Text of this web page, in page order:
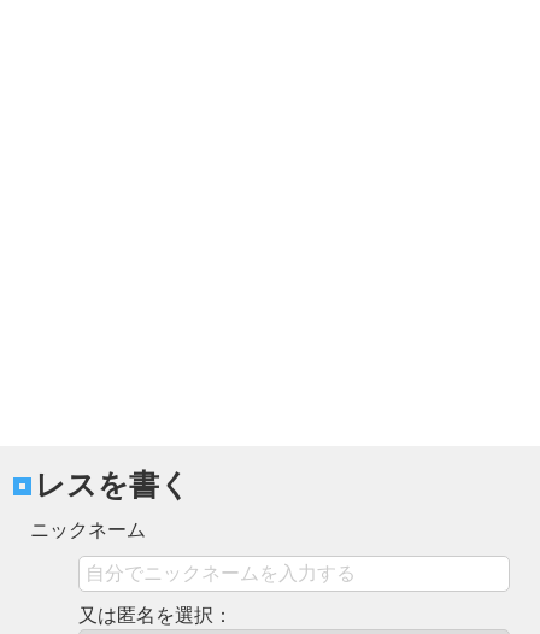
レスを書く
ニックネーム
又は匿名を選択：